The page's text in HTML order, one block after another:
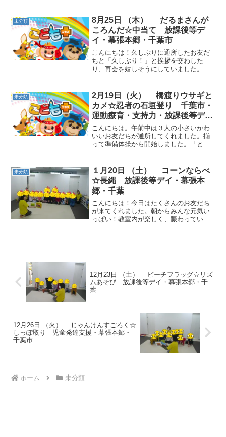
識して取り組みました。 うちわホッケー
☆一人ひとつずつうちわを...
未分類
8月25日 （木） だるまさんが
ころんだ☆中当て 放課後等デ
イ・幕張本郷・千葉市
こんにちは！久しぶりに通所したお友だ
ちと「久しぶり！」と挨拶を交わした
り、再会を嬉しそうにしていました。今
る、２つのルールを理解して動きまし
た。 お買い物サーキット☆...
未分類
2月19日（火） 橋渡りウサギと
カメ☆忍者の石垣登り 千葉市・
運動療育・支持力・放課後等デイ
サービス・児童発達支援
こんにちは。午前中は３人の小さいかわ
いいお友だちが通所してくれました。揃
って準備体操から開始しました。「とん
ながら動物ごっこを行いました。目から
も情報が入ることにより...
未分類
１月20日 （土） コーンならべ
☆長縄 放課後等デイ・幕張本
郷・千葉
こんにちは！今日はたくさんのお友だち
が来てくれました。朝からみんな元気い
っぱい！教室内が楽しく、賑わっていま
12月23日 （土） ビーチフラッグ☆リズ
ムあそび 放課後等デイ・幕張本郷・千
葉
12月26日 （火） じゃんけんすごろく☆
しっぽ取り 児童発達支援・幕張本郷・
千葉市
ホーム 未分類